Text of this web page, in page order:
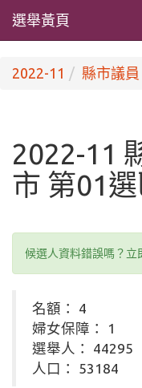
選舉黃頁
2022-11 縣市議員
2022-11
市 第01
候選人資料錯誤嗎？立
名額： 4
婦女保障： 1
選舉人： 44295
人口： 53184